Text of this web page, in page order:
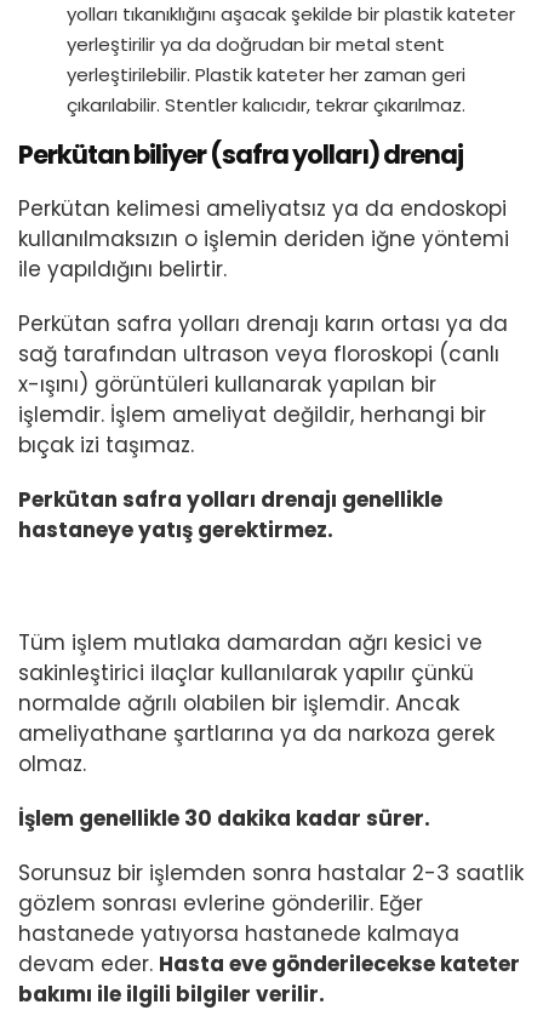
yolları tıkanıklığını aşacak şekilde bir plastik kateter
yerleştirilir ya da doğrudan bir metal stent
yerleştirilebilir. Plastik kateter her zaman geri
çıkarılabilir. Stentler kalıcıdır, tekrar çıkarılmaz.
Perkütan biliyer (safra yolları) drenaj
Perkütan kelimesi ameliyatsız ya da endoskopi
kullanılmaksızın o işlemin deriden iğne yöntemi
ile yapıldığını belirtir.
Perkütan safra yolları drenajı karın ortası ya da
sağ tarafından ultrason veya floroskopi (canlı
x-ışını) görüntüleri kullanarak yapılan bir
işlemdir. İşlem ameliyat değildir, herhangi bir
bıçak izi taşımaz.
Perkütan safra yolları drenajı genellikle
hastaneye yatış gerektirmez.
Tüm işlem mutlaka damardan ağrı kesici ve
sakinleştirici ilaçlar kullanılarak yapılır çünkü
normalde ağrılı olabilen bir işlemdir. Ancak
ameliyathane şartlarına ya da narkoza gerek
olmaz.
İşlem genellikle 30 dakika kadar sürer.
Sorunsuz bir işlemden sonra hastalar 2-3 saatlik
gözlem sonrası evlerine gönderilir. Eğer
hastanede yatıyorsa hastanede kalmaya
devam eder. Hasta eve gönderilecekse kateter
bakımı ile ilgili bilgiler verilir.